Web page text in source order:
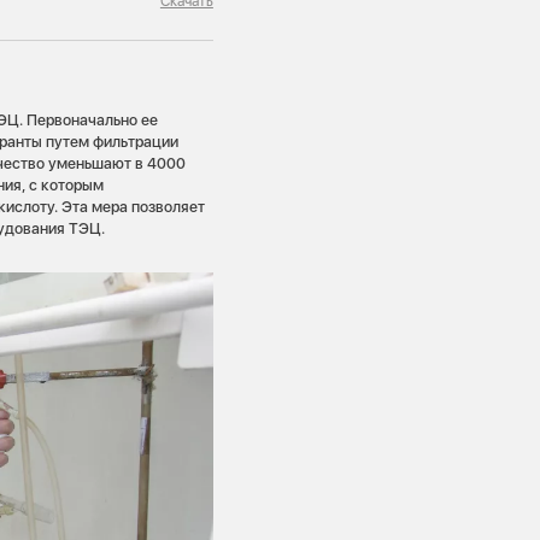
Первоначально ее
путем фильтрации
уменьшают в 4000
с которым
Эта мера позволяет
ТЭЦ.